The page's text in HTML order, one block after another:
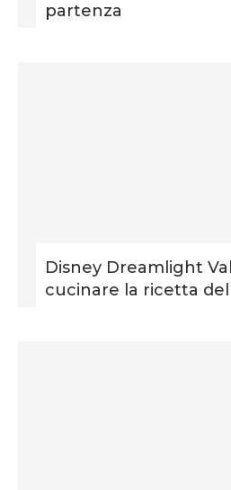
partenza
Disney Dreamlight
cucinare la ricetta